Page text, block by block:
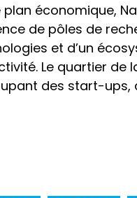
plan économique,
de pôles de
et d’un
Le quartier de
des start-ups,